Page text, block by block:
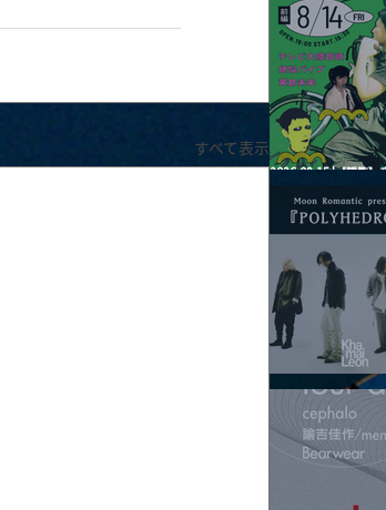
すべて表示
2026.08.15 |【観覧】
2026.08.15 |【観覧】